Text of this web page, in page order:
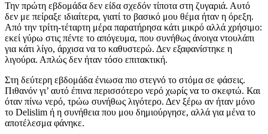
Την πρώτη εβδομάδα δεν είδα σχεδόν τίποτα στη ζυγαριά. Αυτό
δεν με πείραξε ιδιαίτερα, γιατί το βασικό μου θέμα ήταν η όρεξη.
Από την τρίτη-τέταρτη μέρα παρατήρησα κάτι μικρό αλλά χρήσιμο:
εκεί γύρω στις πέντε το απόγευμα, που συνήθως άνοιγα ντουλάπι
για κάτι λίγο, άρχισα να το καθυστερώ. Δεν εξαφανίστηκε η
λιγούρα. Απλώς δεν ήταν τόσο επιτακτική.
Στη δεύτερη εβδομάδα ένιωσα πιο στεγνό το στόμα σε φάσεις.
Πιθανόν γι’ αυτό έπινα περισσότερο νερό χωρίς να το σκεφτώ. Και
όταν πίνω νερό, τρώω συνήθως λιγότερο. Δεν ξέρω αν ήταν μόνο
το Delislim ή η συνήθεια που μου δημιούργησε, αλλά για μένα το
αποτέλεσμα φάνηκε.